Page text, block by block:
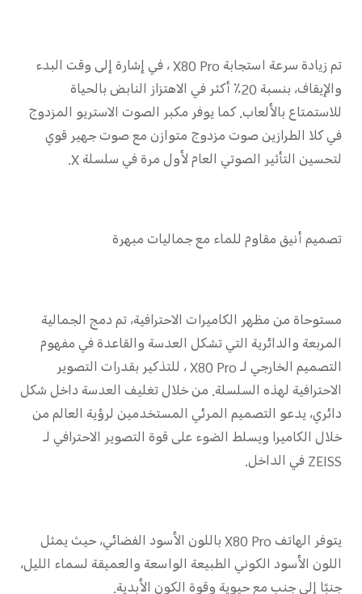
تم زيادة سرعة استجابة X80 Pro ، في إشارة إلى وقت البدء
والإيقاف، بنسبة 20٪ أكثر في الاهتزاز النابض بالحياة
للاستمتاع بالألعاب. كما يوفر مكبر الصوت الاستريو المزدوج
في كلا الطرازين صوت مزدوج متوازن مع صوت جهير قوي
لتحسين التأثير الصوتي العام لأول مرة في سلسلة X.
تصميم أنيق مقاوم للماء مع جماليات مبهرة
مستوحاة من مظهر الكاميرات الاحترافية، تم دمج الجمالية
المربعة والدائرية التي تشكل العدسة والقاعدة في مفهوم
التصميم الخارجي لـ X80 Pro ، للتذكير بقدرات التصوير
الاحترافية لهذه السلسلة. من خلال تغليف العدسة داخل شكل
دائري، يدعو التصميم المرئي المستخدمين لرؤية العالم من
خلال الكاميرا ويسلط الضوء على قوة التصوير الاحترافي لـ
ZEISS في الداخل.
يتوفر الهاتف X80 Pro باللون الأسود الفضائي، حيث يمثل
اللون الأسود الكوني الطبيعة الواسعة والعميقة لسماء الليل،